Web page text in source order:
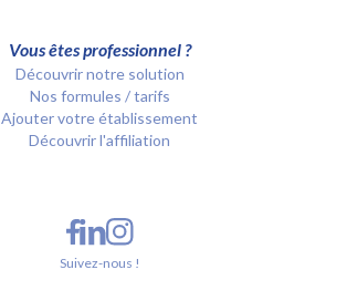
Vous êtes professionnel ?
Découvrir notre solution
Nos formules / tarifs
Ajouter votre établissement
Découvrir l'affiliation
Suivez-nous !